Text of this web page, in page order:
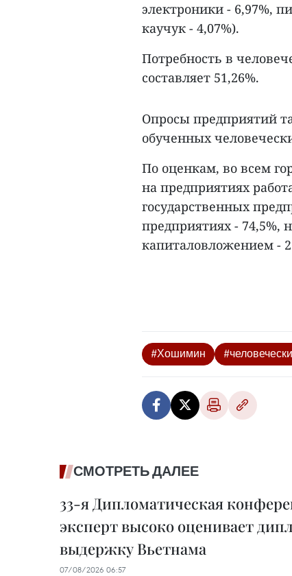
электроники - 6,97%,
каучук - 4,07%).
Потребность в
составляет 51,26%.
Опросы предприятий
обученных
По оценкам, во всем
на предприятиях
государственных
предприятиях - 74,5%,
капиталовложением -
#Хошимин
СМОТРЕТЬ ДАЛЕЕ
33-я Дипломатическая
эксперт высоко оценивает
выдержку Вьетнама
07/08/2026 06:57